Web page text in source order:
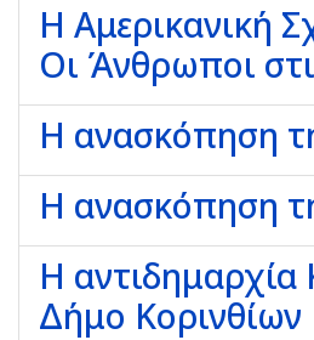
Η Αμερικανική
Οι Άνθρωποι
Η ανασκόπηση
Η ανασκόπηση
Η αντιδημαρχία
Δήμο Κορινθίων